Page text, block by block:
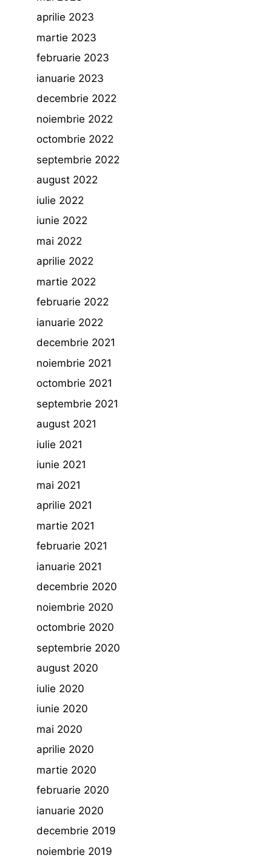
aprilie 2023
martie 2023
februarie 2023
ianuarie 2023
decembrie 2022
noiembrie 2022
octombrie 2022
septembrie 2022
august 2022
iulie 2022
iunie 2022
mai 2022
aprilie 2022
martie 2022
februarie 2022
ianuarie 2022
decembrie 2021
noiembrie 2021
octombrie 2021
septembrie 2021
august 2021
iulie 2021
iunie 2021
mai 2021
aprilie 2021
martie 2021
februarie 2021
ianuarie 2021
decembrie 2020
noiembrie 2020
octombrie 2020
septembrie 2020
august 2020
iulie 2020
iunie 2020
mai 2020
aprilie 2020
martie 2020
februarie 2020
ianuarie 2020
decembrie 2019
noiembrie 2019